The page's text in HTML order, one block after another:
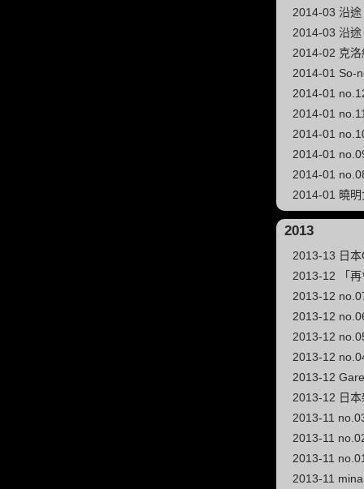
2014-03 沿
2014-03 沿
2014-02 克
2014-01 So-
2014-01
2014-01
2014-01
2014-01
2014-01
2014-01 曉
2013
2013-13 日
2013-12 「
2013-12
2013-12
2013-12
2013-12
2013-12
2013-12 日
2013-11
2013-11
2013-11
2013-11